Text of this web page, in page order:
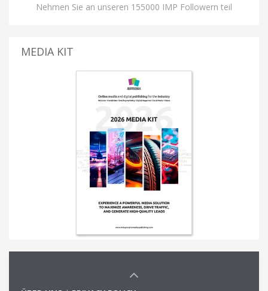
Nehmen Sie an unseren 155000 IMP Followern teil
MEDIA KIT